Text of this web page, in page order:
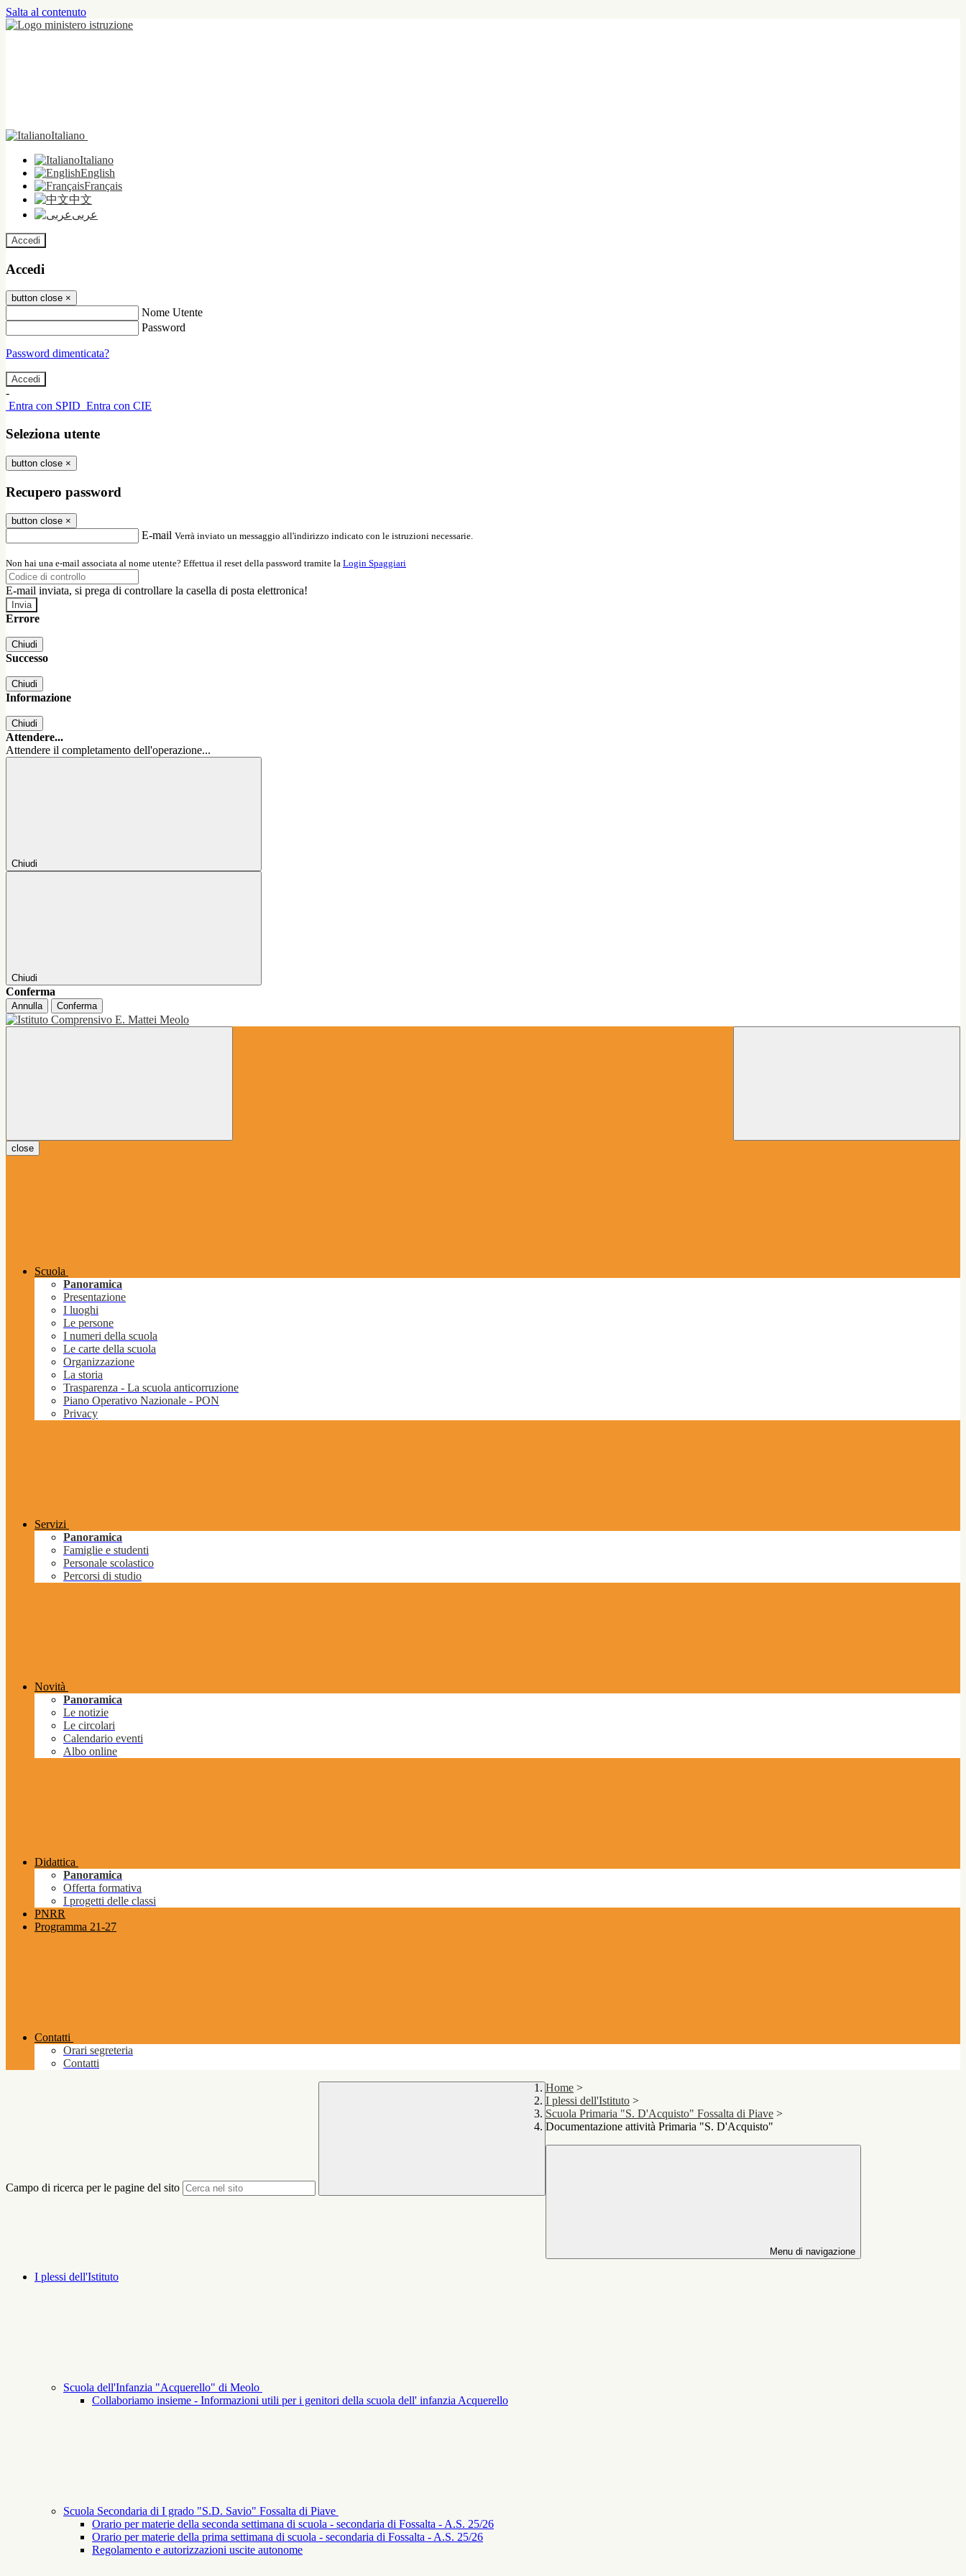
Salta al contenuto
Italiano
Italiano
English
Français
中文
عربى
Accedi
Accedi
button close ×
Nome Utente
Password
Password dimenticata?
-
Entra con SPID Entra con CIE
Seleziona utente
button close ×
Recupero password
button close ×
E-mail Verrà inviato un messaggio all'indirizzo indicato con le istruzioni necessarie.
Non hai una e-mail associata al nome utente? Effettua il reset della password tramite la Login Spaggiari
E-mail inviata, si prega di controllare la casella di posta elettronica!
Errore
Chiudi
Successo
Chiudi
Informazione
Chiudi
Attendere...
Attendere il completamento dell'operazione...
Chiudi
Chiudi
Conferma
Annulla Conferma
close
Scuola
Panoramica
Presentazione
I luoghi
Le persone
I numeri della scuola
Le carte della scuola
Organizzazione
La storia
Trasparenza - La scuola anticorruzione
Piano Operativo Nazionale - PON
Privacy
Servizi
Panoramica
Famiglie e studenti
Personale scolastico
Percorsi di studio
Novità
Panoramica
Le notizie
Le circolari
Calendario eventi
Albo online
Didattica
Panoramica
Offerta formativa
I progetti delle classi
PNRR
Programma 21-27
Contatti
Orari segreteria
Contatti
Campo di ricerca per le pagine del sito
Home >
I plessi dell'Istituto >
Scuola Primaria "S. D'Acquisto" Fossalta di Piave >
Documentazione attività Primaria "S. D'Acquisto"
Menu di navigazione
I plessi dell'Istituto
Scuola dell'Infanzia "Acquerello" di Meolo
Collaboriamo insieme - Informazioni utili per i genitori della scuola dell' infanzia Acquerello
Scuola Secondaria di I grado "S.D. Savio" Fossalta di Piave
Orario per materie della seconda settimana di scuola - secondaria di Fossalta - A.S. 25/26
Orario per materie della prima settimana di scuola - secondaria di Fossalta - A.S. 25/26
Regolamento e autorizzazioni uscite autonome